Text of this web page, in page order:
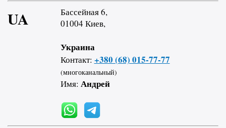
UA
Бассейная 6,
01004 Киев,
Украина
Контакт: +380 (68) 015-77-77
(многоканальный)
Имя: Андрей